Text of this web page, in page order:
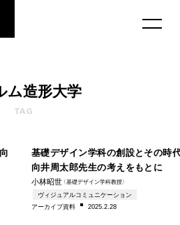
ム造形大学
TAG
基礎デザイン学科の創設とその時
向井周太郎先生の考えをもとに
小林昭世 （基礎デザイン学科教授）
ヴィジュアルコミュニケーション
アーカイブ資料 2025.2.28